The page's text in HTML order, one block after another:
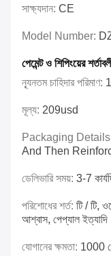
সাক্ষ্যদান: CE
Model Number:
পেমেন্ট ও শিপিংয়ের
ন্যূনতম চাহিদার পরিমাণ:
মূল্য: 209usd
Packaging
And Then
ডেলিভারি সময়: 3-7
পরিশোধের শর্ত: টি / টি,
আশ্বাস, পেপ্যাল
যোগানের ক্ষমতা: 1000